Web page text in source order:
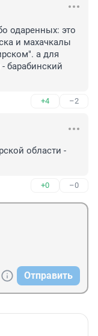
одаренных: это
и махачкалы
а для
барабинский
+4 –2
области -
+0 –0
Отправить